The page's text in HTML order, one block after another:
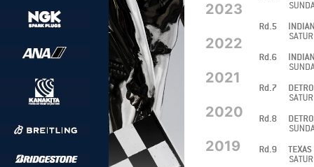
2023
2022
2021
2020
2019